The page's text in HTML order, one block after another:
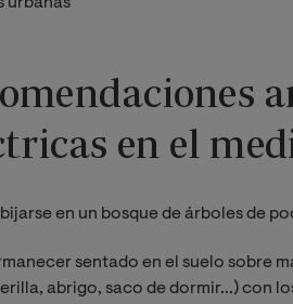
en el
en un bosque de árboles de
sentado en el suelo sobre
abrigo, saco de dormir...) con